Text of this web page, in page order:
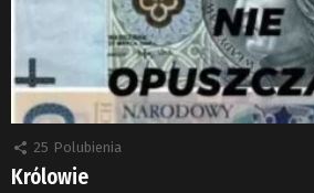
25 Polubienia
Królowie